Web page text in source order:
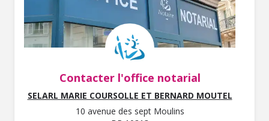
Contacter l'office notarial
SELARL MARIE COURSOLLE ET BERNARD MOUTEL
10 avenue des sept Moulins